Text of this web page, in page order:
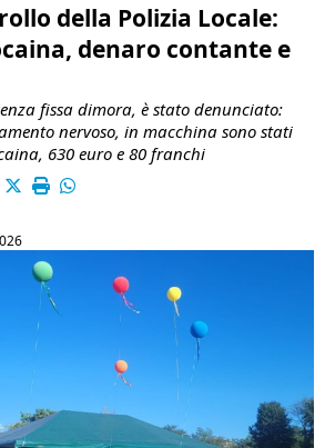
della Polizia Locale:
denaro contante e
fissa dimora, è stato denunciato:
nervoso, in macchina sono stati
630 euro e 80 franchi